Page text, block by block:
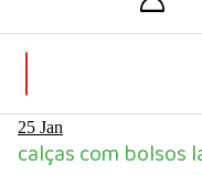
25 Jan
calças com bolsos